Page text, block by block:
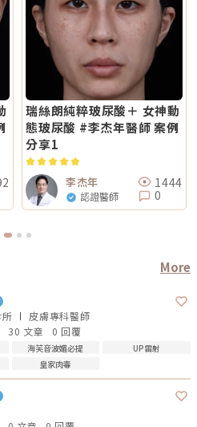
瑞絲朗純粹玻尿酸＋ 女神動
態玻尿酸 #李杰年醫師 案例
分享1
李杰年
認證醫師
1444
0
More
皮膚專科醫師
30 文章 0 回覆
海芙音波媚必提
UP雷射
皇家肉毒